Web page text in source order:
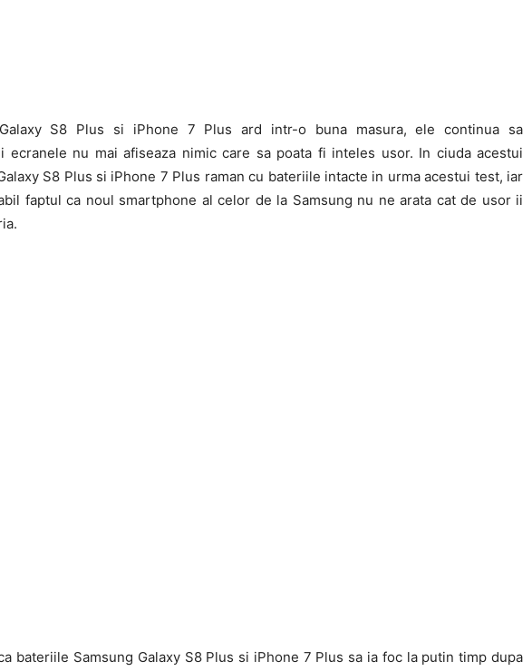
S8 Plus si iPhone 7 Plus ard intr-o buna masura, ele continua sa
ecranele nu mai afiseaza nimic care sa poata fi inteles usor. In ciuda acestui
S8 Plus si iPhone 7 Plus raman cu bateriile intacte in urma acestui test, iar
faptul ca noul smartphone al celor de la Samsung nu ne arata cat de usor ii
bateriile Samsung Galaxy S8 Plus si iPhone 7 Plus sa ia foc la putin timp dupa